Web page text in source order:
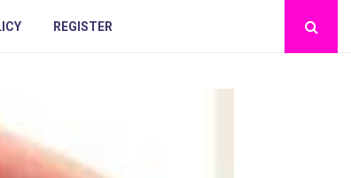
REGISTER